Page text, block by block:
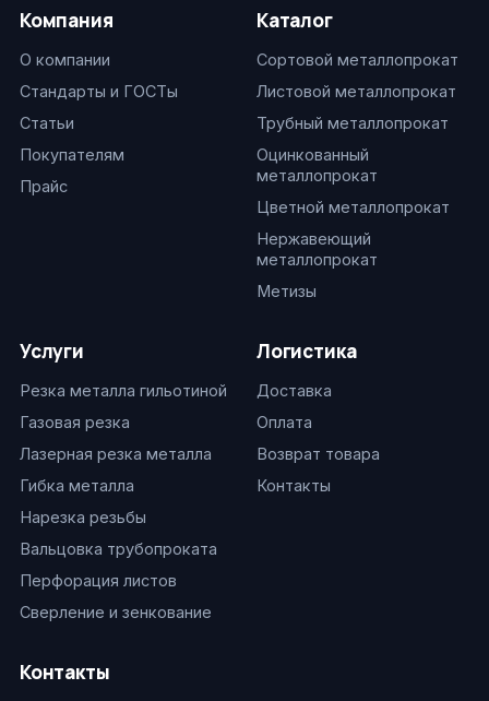
Компания
О компании
Стандарты и ГОСТы
Статьи
Покупателям
Прайс
Каталог
Сортовой металлопрокат
Листовой металлопрокат
Трубный металлопрокат
Оцинкованный
металлопрокат
Цветной металлопрокат
Нержавеющий
металлопрокат
Метизы
Услуги
Резка металла гильотиной
Газовая резка
Лазерная резка металла
Гибка металла
Нарезка резьбы
Вальцовка трубопроката
Перфорация листов
Сверление и зенкование
Логистика
Доставка
Оплата
Возврат товара
Контакты
Контакты